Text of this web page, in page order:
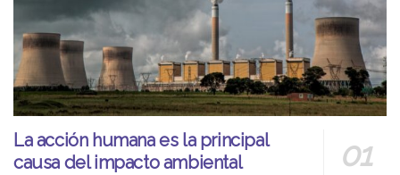
La acción humana es la principal
causa del impacto ambiental